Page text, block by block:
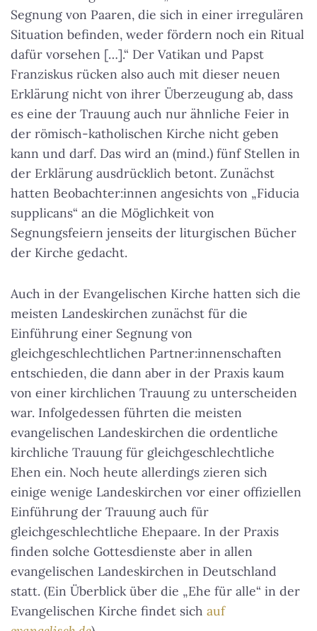
Segnung von Paaren, die sich in einer irregulären
Situation befinden, weder fördern noch ein Ritual
dafür vorsehen […].“ Der Vatikan und Papst
Franziskus rücken also auch mit dieser neuen
Erklärung nicht von ihrer Überzeugung ab, dass
es eine der Trauung auch nur ähnliche Feier in
der römisch-katholischen Kirche nicht geben
kann und darf. Das wird an (mind.) fünf Stellen in
der Erklärung ausdrücklich betont. Zunächst
hatten Beobachter:innen angesichts von „Fiducia
supplicans“ an die Möglichkeit von
Segnungsfeiern jenseits der liturgischen Bücher
der Kirche gedacht.
Auch in der Evangelischen Kirche hatten sich die
meisten Landeskirchen zunächst für die
Einführung einer Segnung von
gleichgeschlechtlichen Partner:innenschaften
entschieden, die dann aber in der Praxis kaum
von einer kirchlichen Trauung zu unterscheiden
war. Infolgedessen führten die meisten
evangelischen Landeskirchen die ordentliche
kirchliche Trauung für gleichgeschlechtliche
Ehen ein. Noch heute allerdings zieren sich
einige wenige Landeskirchen vor einer offiziellen
Einführung der Trauung auch für
gleichgeschlechtliche Ehepaare. In der Praxis
finden solche Gottesdienste aber in allen
evangelischen Landeskirchen in Deutschland
statt. (Ein Überblick über die „Ehe für alle“ in der
Evangelischen Kirche findet sich auf